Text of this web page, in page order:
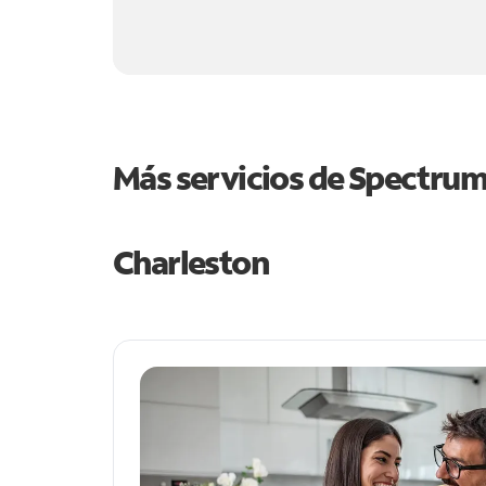
Más servicios de
Charleston